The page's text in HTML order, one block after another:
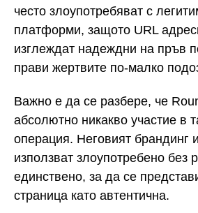
често злоупотребяват с
платформи, защото URL
изглеждат надеждни на пръв
прави жертвите по-малко
Важно е да се разбере, че
абсолютно никакво участие в
операция. Неговият брандинг
използват злоупотребено без
единствено, за да се
страница като автентична.